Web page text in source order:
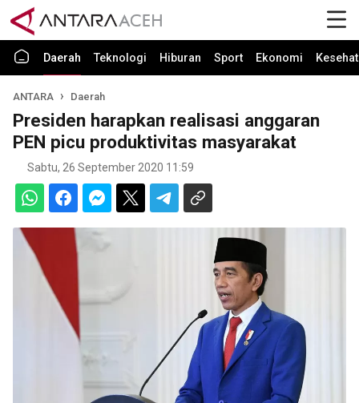
Daerah Teknologi Hiburan Sport Ekonomi
ANTARA Daerah
Presiden harapkan realisasi anggaran
PEN picu produktivitas masyarakat
Sabtu, 26 September 2020 11:59